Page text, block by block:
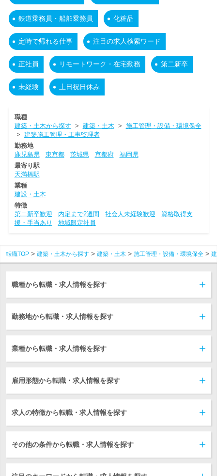
鉄道乗務員・船舶乗務員 化粧品
定時で帰れる仕事 注目の求人検索ワード
正社員 リモートワーク・在宅勤務 第二新卒
未経験 土日祝日休み
職種
建築・土木から探す > 建築・土木 > 施工管理・設備・環境保全
> 建築施工管理・工事監理者
勤務地
鹿児島県
東京都 茨城県 京都府
福岡県
最寄り駅
天満橋駅
業種
建設・土木
特徴
第二新卒歓迎
内定まで2週間 社会人未経験歓迎
資格取得支
援・手当あり
地域限定社員
転職TOP 建築・土木から探す 建築・土木 施工管理・設備・環境保全
職種から転職・求人情報を探す
勤務地から転職・求人情報を探す
業種から転職・求人情報を探す
雇用形態から転職・求人情報を探す
求人の特徴から転職・求人情報を探す
その他の条件から転職・求人情報を探す